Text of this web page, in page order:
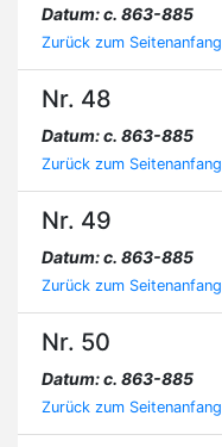
Datum: c. 863-885
Zurück zum Seitenanfang
Nr. 48
Datum: c. 863-885
Zurück zum Seitenanfang
Nr. 49
Datum: c. 863-885
Zurück zum Seitenanfang
Nr. 50
Datum: c. 863-885
Zurück zum Seitenanfang